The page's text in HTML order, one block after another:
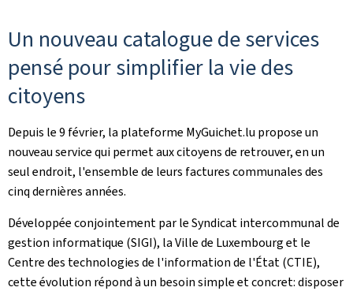
Un nouveau catalogue de services
pensé pour simplifier la vie des
citoyens
Depuis le 9 février, la plateforme MyGuichet.lu propose un
nouveau service qui permet aux citoyens de retrouver, en un
seul endroit, l'ensemble de leurs factures communales des
cinq dernières années.
Développée conjointement par le Syndicat intercommunal de
gestion informatique (SIGI), la Ville de Luxembourg et le
Centre des technologies de l'information de l'État (CTIE),
cette évolution répond à un besoin simple et concret: disposer